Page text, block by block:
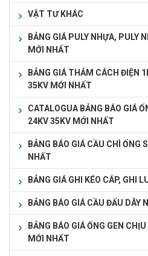
VẬT TƯ KHÁC
BẢNG GIÁ PULY NHỰA, PULY
MỚI NHẤT
BẢNG GIÁ THẢM CÁCH ĐIỆN
35KV MỚI NHẤT
CATALOGUA BẢNG BÁO GIÁ
24KV 35KV MỚI NHẤT
BẢNG BÁO GIÁ CẦU CHÌ ỐNG
NHẤT
BẢNG GIÁ GHI KÉO CÁP, GHI
BẢNG BÁO GIÁ CẦU ĐẤU DÂY
BẢNG BÁO GIÁ ỐNG GEN
MỚI NHẤT